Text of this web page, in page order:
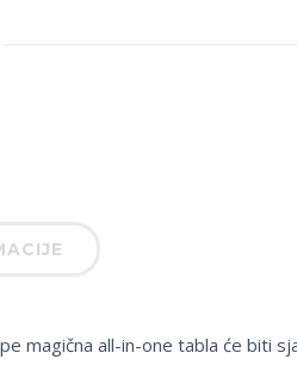
magična all-in-one tabla će biti